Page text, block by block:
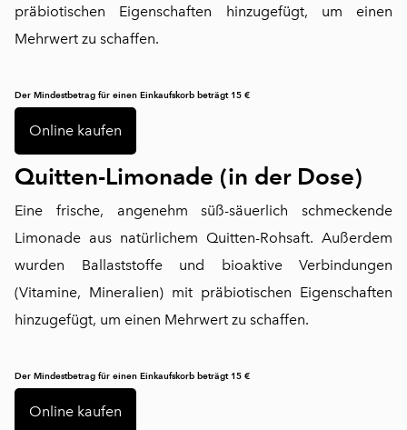
präbiotischen Eigenschaften hinzugefügt, um einen
Mehrwert zu schaffen.
Der Mindestbetrag für einen Einkaufskorb beträgt 15 €
Online kaufen
Quitten-Limonade (in der Dose)
Eine frische, angenehm süß-säuerlich schmeckende
Limonade aus natürlichem Quitten-Rohsaft. Außerdem
wurden Ballaststoffe und bioaktive Verbindungen
(Vitamine, Mineralien) mit präbiotischen Eigenschaften
hinzugefügt, um einen Mehrwert zu schaffen.
Der Mindestbetrag für einen Einkaufskorb beträgt 15 €
Online kaufen